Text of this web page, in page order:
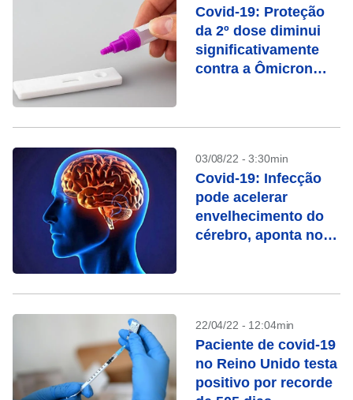
Covid-19: Proteção
da 2º dose diminui
significativamente
contra a Ômicron
03/08/22 - 3:30min
Covid-19: Infecção
pode acelerar
envelhecimento do
cérebro, aponta novo
22/04/22 - 12:04min
Paciente de covid-19
no Reino Unido testa
positivo por recorde